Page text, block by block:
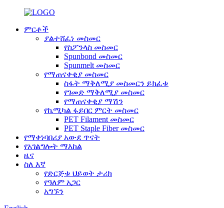
ምርቶች
ያልተሸፈነ መስመር
የስፖንላስ መስመር
Spunbond መስመር
Spunmelt መስመር
የማጠናቀቂያ መስመር
ስፋት ማቅለሚያ መስመርን ይክፈቱ
የገመድ ማቅለሚያ መስመር
የማጠናቀቂያ ማሽን
የኬሚካል ፋይበር ምርት መስመር
PET Filament መስመር
PET Staple Fiber መስመር
የማቀነባበሪያ አውደ ጥናት
የአገልግሎት ማእከል
ዜና
ስለ እኛ
የድርጅቱ ህይወት ታሪክ
የዓለም አጋር
አግኙን